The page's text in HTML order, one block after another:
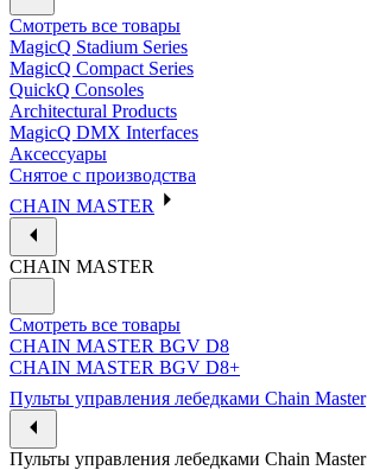
Смотреть все товары
MagicQ Stadium Series
MagicQ Compact Series
QuickQ Consoles
Architectural Products
MagicQ DMX Interfaces
Аксессуары
Снятое с производства
CHAIN MASTER
CHAIN MASTER
Смотреть все товары
CHAIN MASTER BGV D8
CHAIN MASTER BGV D8+
Пульты управления лебедками Chain Master
Пульты управления лебедками Chain Master